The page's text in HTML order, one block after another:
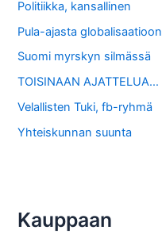
Politiikka, kansallinen
Pula-ajasta globalisaatioon
Suomi myrskyn silmässä
TOISINAAN AJATTELUA…
Velallisten Tuki, fb-ryhmä
Yhteiskunnan suunta
Kauppaan